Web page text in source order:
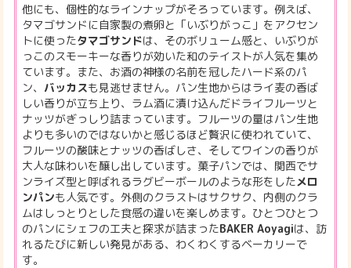
他にも、個性的なラインナップがそろっています。例えば、
タマゴサンドに自家製の煮卵と「いぶりがっこ」をアクセン
トに使ったタマゴサンドは、そのボリューム感と、いぶりが
っこのスモーキーな香りが効いた和のテイストが人気を集め
ています。また、お酒の神様の名前を冠したハード系のパ
ン、 バッカスも見逃せません。パン生地からはライ麦の香ば
しい香りが立ち上り、ラム酒に漬け込んだドライフルーツと
ナッツがぎっしり詰まっています。フルーツの量はパン生地
よりも多いのではないかと感じるほど贅沢に使われていて、
フルーツの酸味とナッツの香ばしさ、そしてワインの香りが
大人な味わいを醸し出しています。菓子パンでは、関西でサ
ンライズ型と呼ばれるラグビーボールのような形をしたメロ
ンパンも人気です。外側のクラストはサクサク、内側のクラ
ムはしっとりとした食感の違いを楽しめます。ひとつひとつ
のパンにシェフの工夫と探求が詰まったBAKER Aoyagiは、訪
れるたびに新しい発見がある、わくわくするベーカリーで
す。